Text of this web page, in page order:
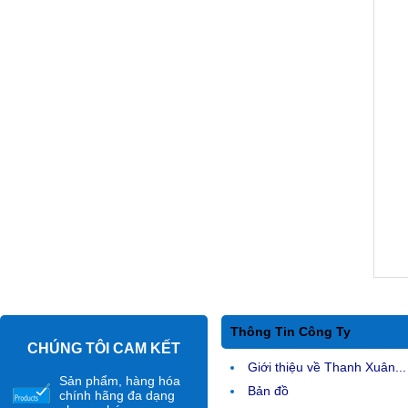
CHÚNG TÔI CAM KẾT
Sản phẩm, hàng hóa
chính hãng đa dạng
Thông Tin Công Ty
Giới thiệu về Thanh Xuân...
Bản đồ